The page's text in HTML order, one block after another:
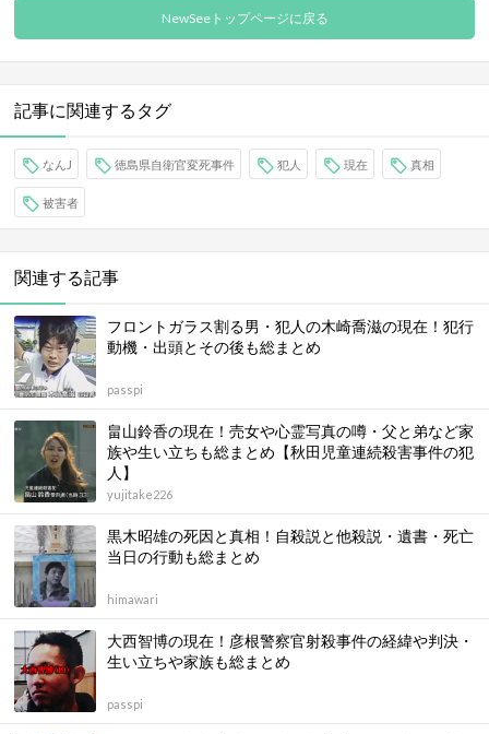
NewSeeトップページに戻る
記事に関連するタグ
なんJ 徳島県自衛官変死事件 犯人 現在 真相
被害者
関連する記事
フロントガラス割る男・犯人の木崎喬滋の現在！犯行
動機・出頭とその後も総まとめ
passpi
畠山鈴香の現在！売女や心霊写真の噂・父と弟など家
族や生い立ちも総まとめ【秋田児童連続殺害事件の犯
人】
yujitake226
黒木昭雄の死因と真相！自殺説と他殺説・遺書・死亡
当日の行動も総まとめ
himawari
大西智博の現在！彦根警察官射殺事件の経緯や判決・
生い立ちや家族も総まとめ
passpi